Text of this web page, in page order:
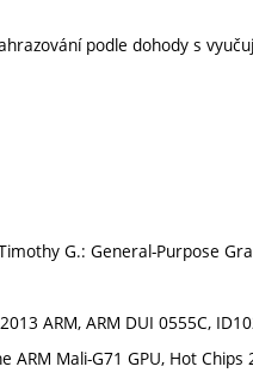
podle dohody s
G.: General-Purpose
ARM, ARM DUI 0555C,
Mali-G71 GPU, Hot Chips